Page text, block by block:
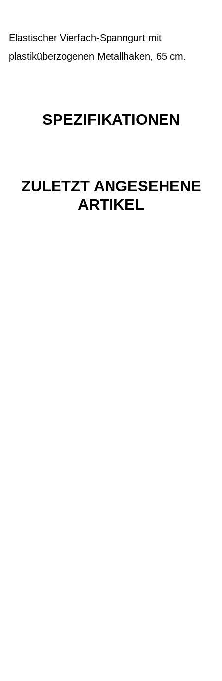
Elastischer Vierfach-Spanngurt mit
plastiküberzogenen Metallhaken, 65 cm.
SPEZIFIKATIONEN
ZULETZT ANGESEHENE
ARTIKEL